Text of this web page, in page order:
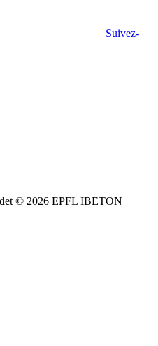
Suivez-
© 2026 EPFL IBETON